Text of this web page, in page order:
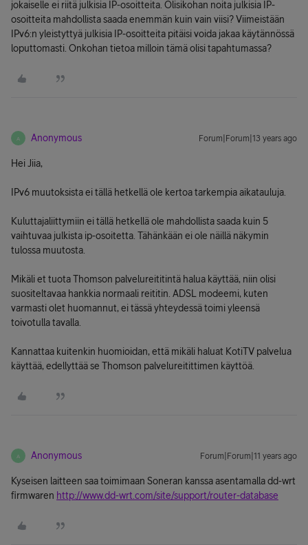
jokaiselle ei riitä julkisia IP-osoitteita. Olisikohan noita julkisia IP-
osoitteita mahdollista saada enemmän kuin vain viisi? Viimeistään
IPv6:n yleistyttyä julkisia IP-osoitteita pitäisi voida jakaa käytännössä
loputtomasti. Onkohan tietoa milloin tämä olisi tapahtumassa?
A Anonymous Forum|Forum|13 years ago
Hei Jiia,
IPv6 muutoksista ei tällä hetkellä ole kertoa tarkempia aikatauluja.
Kuluttajaliittymiin ei tällä hetkellä ole mahdollista saada kuin 5
vaihtuvaa julkista ip-osoitetta. Tähänkään ei ole näillä näkymin
tulossa muutosta.
Mikäli et tuota Thomson palvelureititintä halua käyttää, niin olisi
suositeltavaa hankkia normaali reititin. ADSL modeemi, kuten
varmasti olet huomannut, ei tässä yhteydessä toimi yleensä
toivotulla tavalla.
Kannattaa kuitenkin huomioidan, että mikäli haluat KotiTV palvelua
käyttää, edellyttää se Thomson palvelureitittimen käyttöä.
A Anonymous Forum|Forum|11 years ago
Kyseisen laitteen saa toimimaan Soneran kanssa asentamalla dd-wrt
firmwaren http://www.dd-wrt.com/site/support/router-database